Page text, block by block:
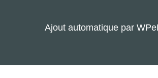
Ajout automatique par